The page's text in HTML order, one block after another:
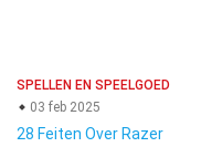
SPELLEN EN SPEELGOED
03 feb 2025
28 Feiten Over Razer